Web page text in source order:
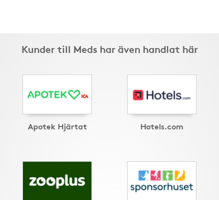
Kunder till Meds har även handlat här
Apotek Hjärtat Hotels.com